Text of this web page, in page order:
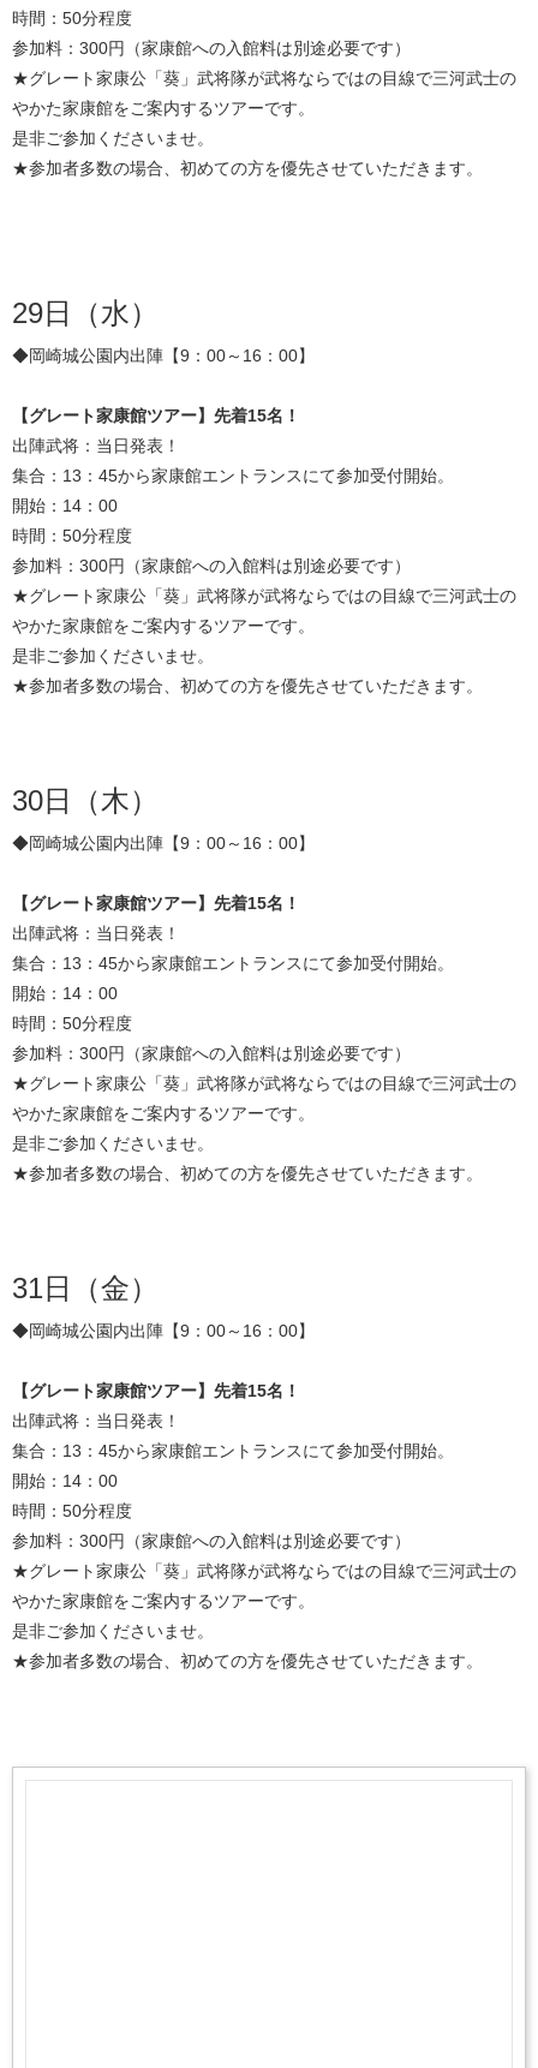
時間：50分程度
参加料：300円（家康館への入館料は別途必要です）
★グレート家康公「葵」武将隊が武将ならではの目線で三河武士の
やかた家康館をご案内するツアーです。
是非ご参加くださいませ。
★参加者多数の場合、初めての方を優先させていただきます。
29日（水）
◆岡崎城公園内出陣【9：00～16：00】
【グレート家康館ツアー】先着15名！
出陣武将：当日発表！
集合：13：45から家康館エントランスにて参加受付開始。
開始：14：00
時間：50分程度
参加料：300円（家康館への入館料は別途必要です）
★グレート家康公「葵」武将隊が武将ならではの目線で三河武士の
やかた家康館をご案内するツアーです。
是非ご参加くださいませ。
★参加者多数の場合、初めての方を優先させていただきます。
30日（木）
◆岡崎城公園内出陣【9：00～16：00】
【グレート家康館ツアー】先着15名！
出陣武将：当日発表！
集合：13：45から家康館エントランスにて参加受付開始。
開始：14：00
時間：50分程度
参加料：300円（家康館への入館料は別途必要です）
★グレート家康公「葵」武将隊が武将ならではの目線で三河武士の
やかた家康館をご案内するツアーです。
是非ご参加くださいませ。
★参加者多数の場合、初めての方を優先させていただきます。
31日（金）
◆岡崎城公園内出陣【9：00～16：00】
【グレート家康館ツアー】先着15名！
出陣武将：当日発表！
集合：13：45から家康館エントランスにて参加受付開始。
開始：14：00
時間：50分程度
参加料：300円（家康館への入館料は別途必要です）
★グレート家康公「葵」武将隊が武将ならではの目線で三河武士の
やかた家康館をご案内するツアーです。
是非ご参加くださいませ。
★参加者多数の場合、初めての方を優先させていただきます。